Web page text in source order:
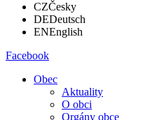
CZČesky
DEDeutsch
ENEnglish
Facebook
Obec
Aktuality
O obci
Orgány obce